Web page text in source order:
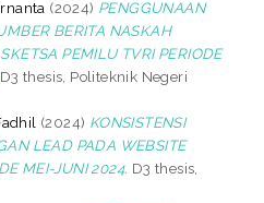
(2024) PENGGUNAAN
BERITA NASKAH
PEMILU TVRI PERIODE
D3 thesis, Politeknik Negeri
(2024) KONSISTENSI
LEAD PADA WEBSITE
MEI-JUNI 2024. D3 thesis,